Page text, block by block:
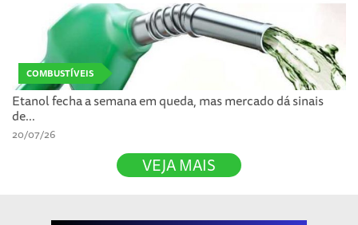
COMBUSTÍVEIS
Etanol fecha a semana em queda, mas mercado dá sinais
de...
20/07/26
VEJA MAIS